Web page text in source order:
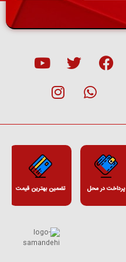
پرداخت در محل تضمین بهترین قیمت